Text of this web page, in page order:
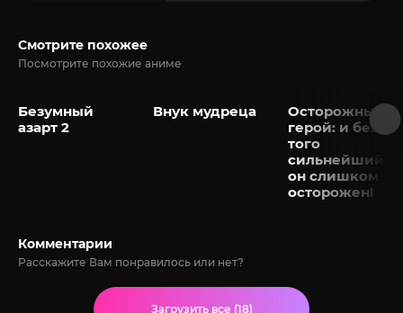
Смотрите похожее
Посмотрите похожие аниме
Безумный
азарт 2
Внук мудреца
Осторожный
герой: и без
того
сильнейший,
он слишком
осторожен!
Комментарии
Расскажите Вам понравилось или нет?
Загрузить все (18)